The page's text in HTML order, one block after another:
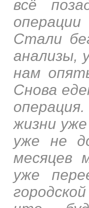
всё
Стали
анализы,
нам
Снова
жизни
уже не
месяцев
уже